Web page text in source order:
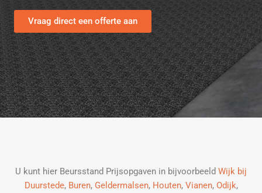
Vraag direct een offerte aan
U kunt hier Beursstand Prijsopgaven in bijvoorbeeld Wijk bij
Duurstede, Buren, Geldermalsen, Houten, Vianen, Odijk,